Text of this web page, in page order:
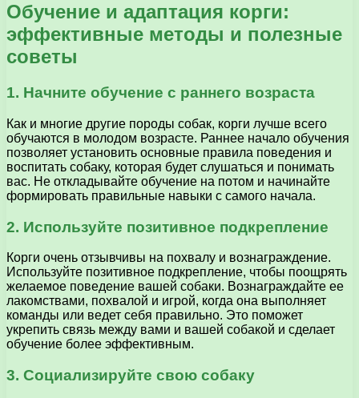
Обучение и адаптация корги:
эффективные методы и полезные
советы
1. Начните обучение с раннего возраста
Как и многие другие породы собак, корги лучше всего
обучаются в молодом возрасте. Раннее начало обучения
позволяет установить основные правила поведения и
воспитать собаку, которая будет слушаться и понимать
вас. Не откладывайте обучение на потом и начинайте
формировать правильные навыки с самого начала.
2. Используйте позитивное подкрепление
Корги очень отзывчивы на похвалу и вознаграждение.
Используйте позитивное подкрепление, чтобы поощрять
желаемое поведение вашей собаки. Вознаграждайте ее
лакомствами, похвалой и игрой, когда она выполняет
команды или ведет себя правильно. Это поможет
укрепить связь между вами и вашей собакой и сделает
обучение более эффективным.
3. Социализируйте свою собаку